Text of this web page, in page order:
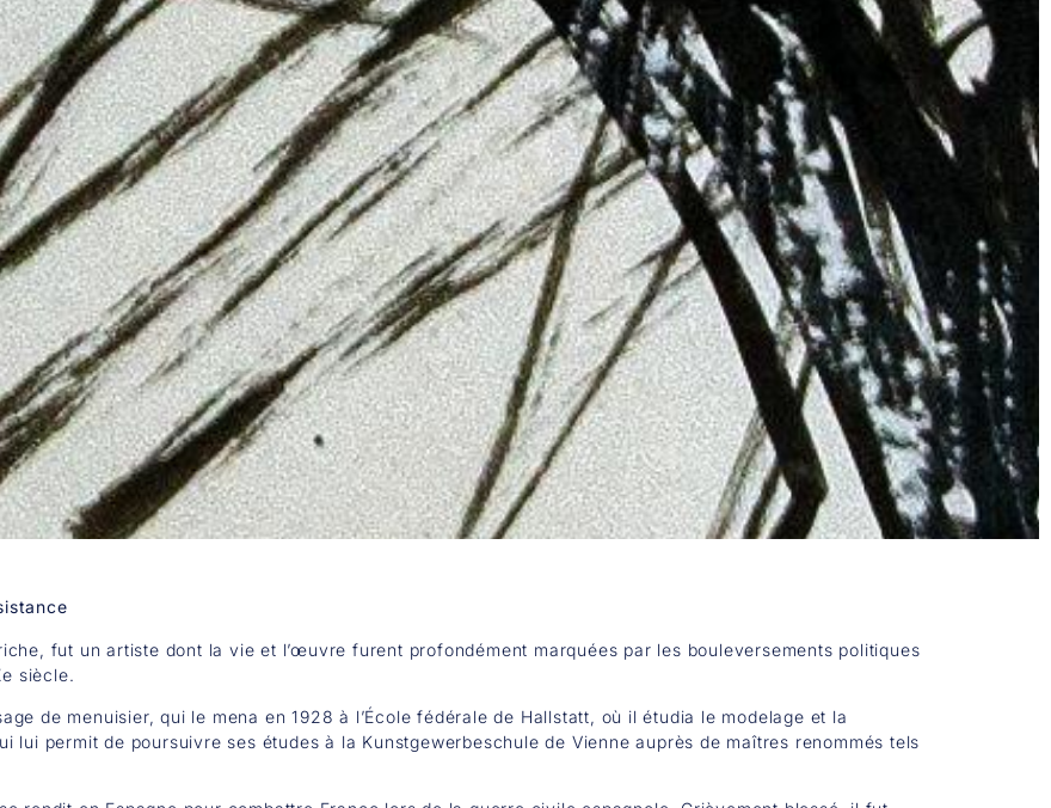
fut un artiste dont la vie et l’œuvre furent profondément marquées par les bouleversements politiques
siècle.
de menuisier, qui le mena en 1928 à l’École fédérale de Hallstatt, où il étudia le modelage et la
lui permit de poursuivre ses études à la Kunstgewerbeschule de Vienne auprès de maîtres renommés tels